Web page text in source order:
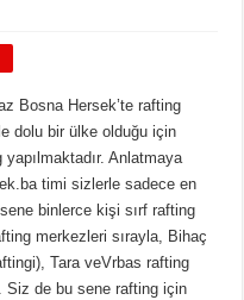
Bosna Hersek’te rafting
dolu bir ülke olduğu için
Anlatmaya
timi sizlerle sadece en
binlerce kişi sırf rafting
merkezleri sırayla, Bihaç
Tara veVrbas rafting
Siz de bu sene rafting için